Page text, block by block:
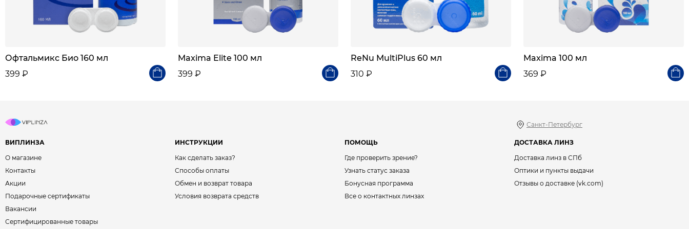
Офтальмикс Био 160 мл
399 ₽
Maxima Elite 100 мл
399 ₽
ReNu MultiPlus 60 мл
310 ₽
Maxima 100 мл
369 ₽
Санкт-Петербург
ВИПЛИНЗА
О магазине
Контакты
Акции
Подарочные сертификаты
Вакансии
Сертифицированные товары
ИНСТРУКЦИИ
Как сделать заказ?
Способы оплаты
Обмен и возврат товара
Условия возврата средств
ПОМОЩЬ
Где проверить зрение?
Узнать статус заказа
Бонусная программа
Все о контактных линзах
ДОСТАВКА ЛИНЗ
Доставка линз в СПб
Оптики и пункты выдачи
Отзывы о доставке (vk.com)